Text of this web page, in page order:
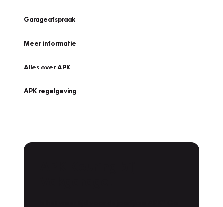
Garageafspraak
Meer informatie
Alles over APK
APK regelgeving